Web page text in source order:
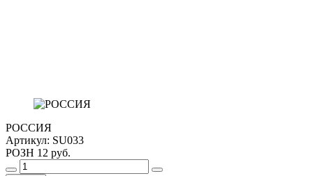
РОССИЯ
Артикул: SU033
РОЗН 12 руб.